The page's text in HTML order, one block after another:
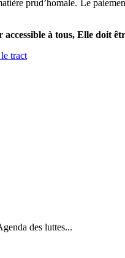
prud’homale. Le
à tous, Elle doit
tract
des luttes...